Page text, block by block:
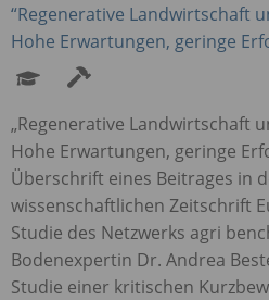
“Regenerative Landwirtschaft
Hohe Erwartungen, geringe
„Regenerative Landwirtschaft
Hohe Erwartungen, geringe
Überschrift eines Beitrages in
wissenschaftlichen Zeitschrift
Studie des Netzwerks agri
Bodenexpertin Dr. Andrea
Studie einer kritischen